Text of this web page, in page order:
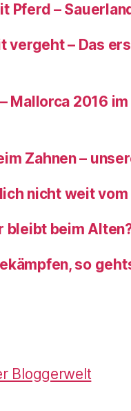
Pferd –
vergeht – Das
Mallorca 2016
Zahnen –
nicht weit vom
bleibt beim
so
Bloggerwelt